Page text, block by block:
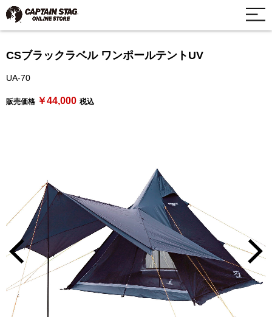
CSブラックラベル ワンポールテントUV
UA-70
販売価格 ￥44,000 税込